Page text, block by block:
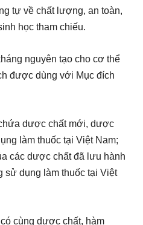
tự về chất lượng, an toàn,
học tham chiếu.
nguyên tạo cho cơ thể
được dùng với Mục đích
dược chất mới, dược
làm thuốc tại Việt Nam;
các dược chất đã lưu hành
sử dụng làm thuốc tại Việt
có cùng dược chất, hàm